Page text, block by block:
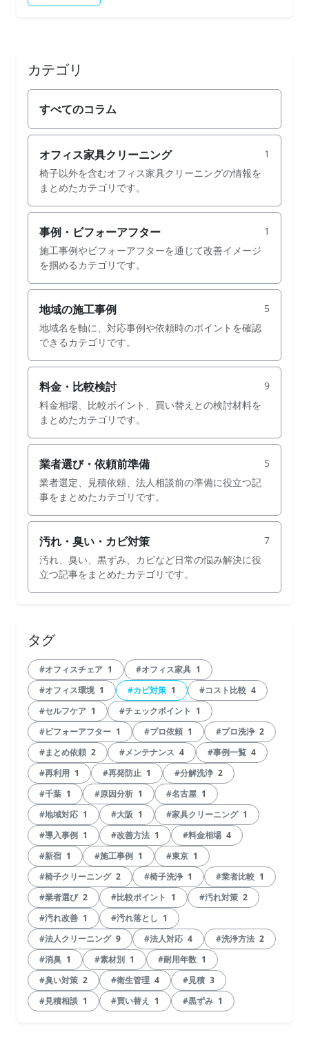
カテゴリ
すべてのコラム
オフィス家具クリーニング
1
椅子以外を含むオフィス家具クリーニングの情報を
まとめたカテゴリです。
事例・ビフォーアフター
1
施工事例やビフォーアフターを通じて改善イメージ
を掴めるカテゴリです。
地域の施工事例
5
地域名を軸に、対応事例や依頼時のポイントを確認
できるカテゴリです。
料金・比較検討
9
料金相場、比較ポイント、買い替えとの検討材料を
まとめたカテゴリです。
業者選び・依頼前準備
5
業者選定、見積依頼、法人相談前の準備に役立つ記
事をまとめたカテゴリです。
汚れ・臭い・カビ対策
7
汚れ、臭い、黒ずみ、カビなど日常の悩み解決に役
立つ記事をまとめたカテゴリです。
タグ
#オフィスチェア 1 #オフィス家具 1
#オフィス環境 1 #カビ対策 1 #コスト比較 4
#セルフケア 1 #チェックポイント 1
#ビフォーアフター 1 #プロ依頼 1 #プロ洗浄 2
#まとめ依頼 2 #メンテナンス 4 #事例一覧 4
#再利用 1 #再発防止 1 #分解洗浄 2
#千葉 1 #原因分析 1 #名古屋 1
#地域対応 1 #大阪 1 #家具クリーニング 1
#導入事例 1 #改善方法 1 #料金相場 4
#新宿 1 #施工事例 1 #東京 1
#椅子クリーニング 2 #椅子洗浄 1 #業者比較 1
#業者選び 2 #比較ポイント 1 #汚れ対策 2
#汚れ改善 1 #汚れ落とし 1
#法人クリーニング 9 #法人対応 4 #洗浄方法 2
#消臭 1 #素材別 1 #耐用年数 1
#臭い対策 2 #衛生管理 4 #見積 3
#見積相談 1 #買い替え 1 #黒ずみ 1